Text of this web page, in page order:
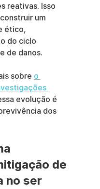
reativas. Isso
um
ético,
do ciclo
de danos.
sobre o
evolução é
dos
de
no ser